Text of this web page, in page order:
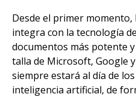
Desde el primer
integra con la tecnología
documentos más potente
talla de Microsoft, Google
siempre estará al día de
inteligencia artificial, de